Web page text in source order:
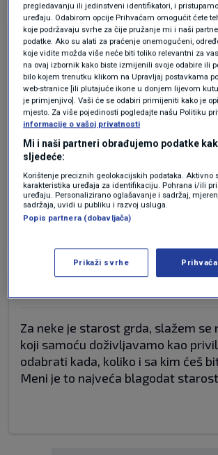
zorica jerković
svi znamo "da je bolje biti pijan
međutim umirovljenici su u
samo radi Plenkijeve pljačke ONIH
MIROVINE ZARADILI uplatom u mir
masu eura za mirovine utrpao
socijalu!Usamljenost nije problem
većina ima djecu koja nasljeđuju
starcima ne brinu, jer im to
Za neke je starost grda, slažem se
koji samoću doživljavamo kao
odabrati kada, koliko i sa kim ćeš
Meni je to najveća blagodat
pregledavanju ili jedinstveni identifikatori, i
uređaju. Odabirom opcije Prihvaćam omogućit ćete
koje podržavaju svrhe za čije pružanje mi i naši
podatke. Ako su alati za praćenje onemogućeni,
koje vidite možda više neće biti toliko relevantni za
na ovaj izbornik kako biste izmijenili svoje odabire ili
bilo kojem trenutku klikom na Upravljaj postavkama
web-stranice [ili plutajuće ikone u donjem lijevom
je primjenjivo]. Vaši će se odabiri primijeniti kako je
mjesto. Za više pojedinosti pogledajte našu Politiku
informacije o vašoj privatnosti
Mi i naši partneri obrađujemo podatke
sljedeće:
Korištenje preciznih geolokacijskih podataka. Aktivno
karakteristika uređaja za identifikaciju. Pohrana i/ili
uređaju. Personalizirano oglašavanje i sadržaj,
sadržaja, uvidi u publiku i razvoj usluga.
Popis partnera (dobavljača)
Prikaži svrhe